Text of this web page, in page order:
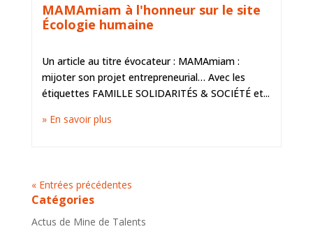
MAMAmiam à l'honneur sur le site
Écologie humaine
Un article au titre évocateur : MAMAmiam :
mijoter son projet entrepreneurial… Avec les
étiquettes FAMILLE SOLIDARITÉS & SOCIÉTÉ et...
» En savoir plus
« Entrées précédentes
Catégories
Actus de Mine de Talents